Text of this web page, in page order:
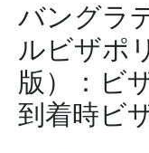
バングラ
ルビザポ
版）：ビ
到着時ビ